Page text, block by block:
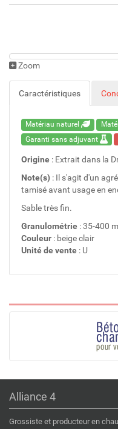
Zoom
Caractéristiques
Matériau naturel
Garanti sans adjuvant
Origine : Extrait dans la
Note(s) : Il s'agit d'un
tamisé avant usage en
Sable très fin.
Granulométrie : 35-400
Couleur : beige clair
Unité de vente : U
Alliance 4
Grossiste et producteur en